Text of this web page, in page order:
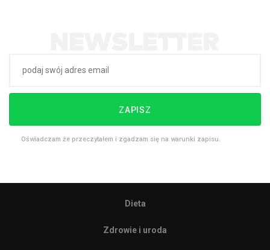
ZAPISZ
Oświadczam że przeczytałem i zgadzam się na warunki zapisu.
Dieta
Zdrowie i uroda